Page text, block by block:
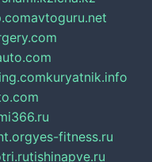
avtoguru.net
kuryatnik.info
yes-fitness.ru
tishinapve.ru